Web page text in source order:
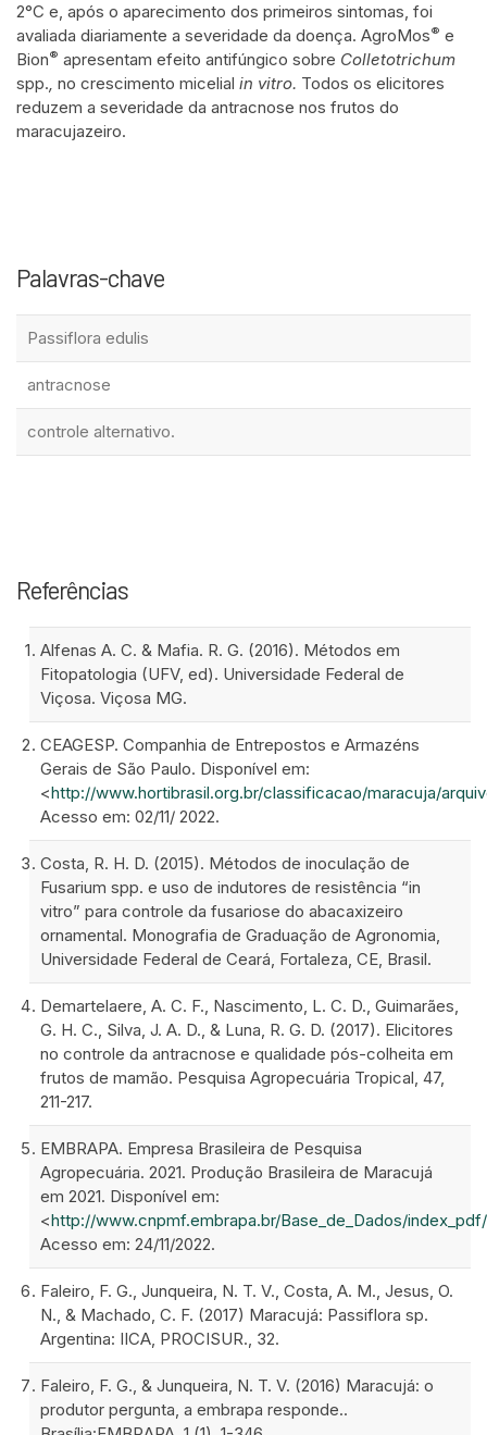
2°C e, após o aparecimento dos primeiros sintomas, foi
avaliada diariamente a severidade da doença. AgroMos® e
Bion® apresentam efeito antifúngico sobre Colletotrichum
spp., no crescimento micelial in vitro. Todos os elicitores
reduzem a severidade da antracnose nos frutos do
maracujazeiro.
Palavras-chave
Passiflora edulis
antracnose
controle alternativo.
Referências
Alfenas A. C. & Mafia. R. G. (2016). Métodos em
Fitopatologia (UFV, ed). Universidade Federal de
Viçosa. Viçosa MG.
CEAGESP. Companhia de Entrepostos e Armazéns
Gerais de São Paulo. Disponível em:
<http://www.hortibrasil.org.br/classificacao/maracuja/
Acesso em: 02/11/ 2022.
Costa, R. H. D. (2015). Métodos de inoculação de
Fusarium spp. e uso de indutores de resistência “in
vitro” para controle da fusariose do abacaxizeiro
ornamental. Monografia de Graduação de Agronomia,
Universidade Federal de Ceará, Fortaleza, CE, Brasil.
Demartelaere, A. C. F., Nascimento, L. C. D., Guimarães,
G. H. C., Silva, J. A. D., & Luna, R. G. D. (2017). Elicitores
no controle da antracnose e qualidade pós-colheita em
frutos de mamão. Pesquisa Agropecuária Tropical, 47,
211-217.
EMBRAPA. Empresa Brasileira de Pesquisa
Agropecuária. 2021. Produção Brasileira de Maracujá
em 2021. Disponível em:
<http://www.cnpmf.embrapa.br/Base_de_Dados/
Acesso em: 24/11/2022.
Faleiro, F. G., Junqueira, N. T. V., Costa, A. M., Jesus, O.
N., & Machado, C. F. (2017) Maracujá: Passiflora sp.
Argentina: IICA, PROCISUR., 32.
Faleiro, F. G., & Junqueira, N. T. V. (2016) Maracujá: o
produtor pergunta, a embrapa responde..